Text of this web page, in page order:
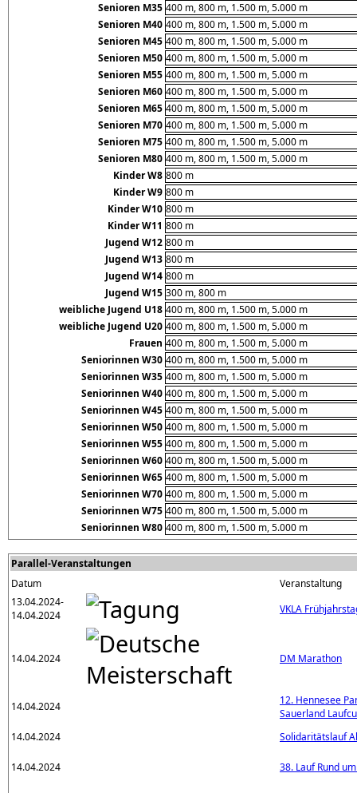
Senioren M35 400 m, 800 m, 1.500 m, 5.000 m
Senioren M40 400 m, 800 m, 1.500 m, 5.000 m
Senioren M45 400 m, 800 m, 1.500 m, 5.000 m
Senioren M50 400 m, 800 m, 1.500 m, 5.000 m
Senioren M55 400 m, 800 m, 1.500 m, 5.000 m
Senioren M60 400 m, 800 m, 1.500 m, 5.000 m
Senioren M65 400 m, 800 m, 1.500 m, 5.000 m
Senioren M70 400 m, 800 m, 1.500 m, 5.000 m
Senioren M75 400 m, 800 m, 1.500 m, 5.000 m
Senioren M80 400 m, 800 m, 1.500 m, 5.000 m
Kinder W8 800 m
Kinder W9 800 m
Kinder W10 800 m
Kinder W11 800 m
Jugend W12 800 m
Jugend W13 800 m
Jugend W14 800 m
Jugend W15 300 m, 800 m
weibliche Jugend U18 400 m, 800 m, 1.500 m, 5.000 m
weibliche Jugend U20 400 m, 800 m, 1.500 m, 5.000 m
Frauen 400 m, 800 m, 1.500 m, 5.000 m
Seniorinnen W30 400 m, 800 m, 1.500 m, 5.000 m
Seniorinnen W35 400 m, 800 m, 1.500 m, 5.000 m
Seniorinnen W40 400 m, 800 m, 1.500 m, 5.000 m
Seniorinnen W45 400 m, 800 m, 1.500 m, 5.000 m
Seniorinnen W50 400 m, 800 m, 1.500 m, 5.000 m
Seniorinnen W55 400 m, 800 m, 1.500 m, 5.000 m
Seniorinnen W60 400 m, 800 m, 1.500 m, 5.000 m
Seniorinnen W65 400 m, 800 m, 1.500 m, 5.000 m
Seniorinnen W70 400 m, 800 m, 1.500 m, 5.000 m
Seniorinnen W75 400 m, 800 m, 1.500 m, 5.000 m
Seniorinnen W80 400 m, 800 m, 1.500 m, 5.000 m
Parallel-Veranstaltungen
Datum
Veranstaltung
13.04.2024-
14.04.2024
VKLA
14.04.2024 DM Marathon
14.04.2024
12. Hennesee
Sauerland
14.04.2024
Solidaritätslauf
14.04.2024 38. Lauf Rund